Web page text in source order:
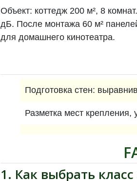
Объект: коттедж 200 м², 8
дБ. После монтажа 60 м²
для домашнего кинотеатра.
Подготовка стен:
Разметка мест
1. Как выбрать